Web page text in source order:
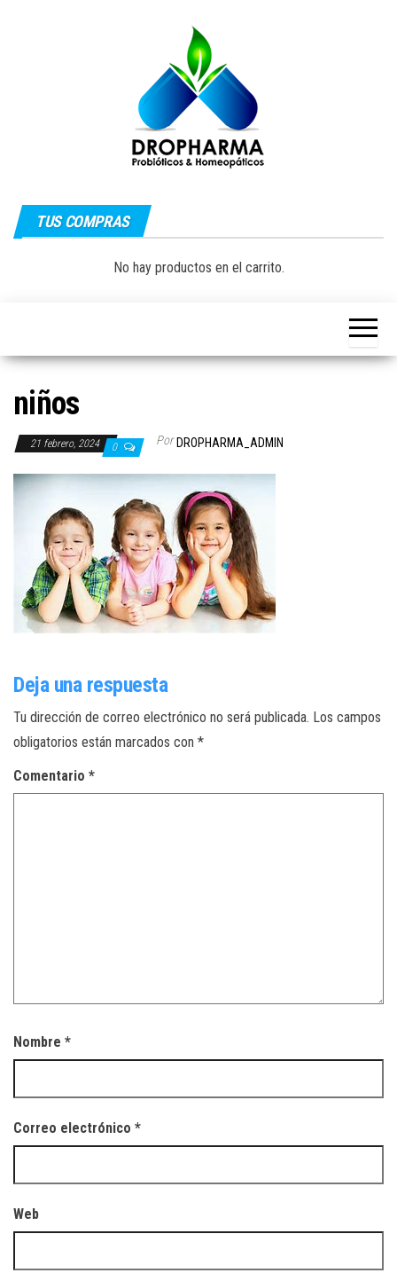
y Natural
Natural|
Guayaquil –
TUS COMPRAS
No hay productos en el carrito.
niños
21 febrero, 2024 0 Por DROPHARMA_ADMIN
Deja una respuesta
Tu dirección de correo electrónico no será publicada. Los campos
obligatorios están marcados con *
Comentario *
Nombre *
Correo electrónico *
Web